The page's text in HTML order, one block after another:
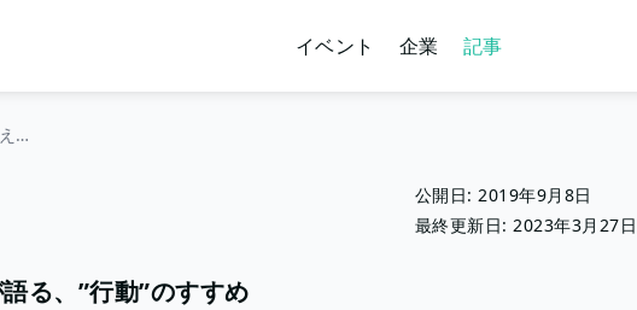
イベント 企業 記事
「家族のあり方を変える」新居氏が語る、”行動”のすすめ
公開日:2019年9月8日
最終更新日:2023年3月27日
る、”行動”のすすめ